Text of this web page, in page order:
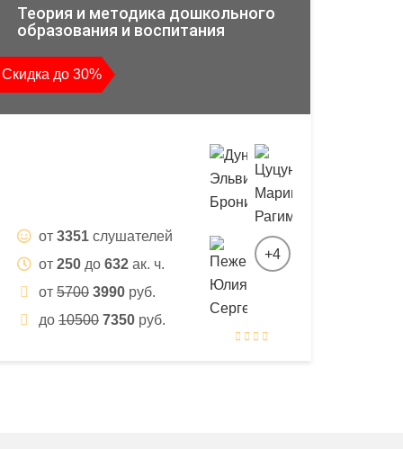
Теория и методика дошкольного
образования и воспитания
Скидка до 30%
от 3351 слушателей
от 250 до 632 ак. ч.
от 5700 3990 руб.
до 10500 7350 руб.
+4